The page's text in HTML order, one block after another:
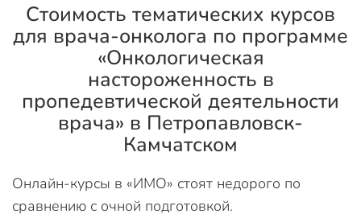
Стоимость тематических курсов
для врача-онколога по программе
«Онкологическая
настороженность в
пропедевтической деятельности
врача» в Петропавловск-
Камчатском
Онлайн-курсы в «ИМО» стоят недорого по
сравнению с очной подготовкой.